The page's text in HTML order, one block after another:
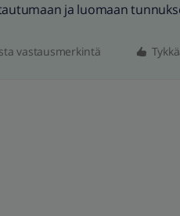
ja luomaan
vastausmerkintä